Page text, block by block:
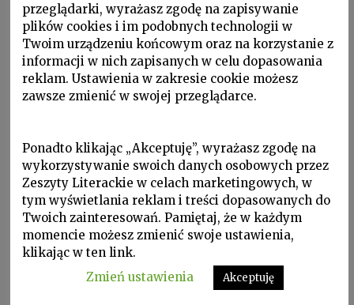
ANDRZEJ FRANASZEK
Zbigniew Herbert: „Chciałbym
mieć grób w Jeruzalem”
Dziękując za Nagrodę Miasta Jerozolimy, Herbert
wyraźnymi, wielkimi literami, czytał je bowiem po
hebrajsku.
przeglądarki, wyrażasz zgodę na zapisywanie
plików cookies i im podobnych technologii w
Twoim urządzeniu końcowym oraz na korzystanie z
informacji w nich zapisanych w celu dopasowania
reklam. Ustawienia w zakresie cookie możesz
zawsze zmienić w swojej przeglądarce.
Ponadto klikając „Akceptuję”, wyrażasz zgodę na
wykorzystywanie swoich danych osobowych przez
Zeszyty Literackie w celach marketingowych, w
tym wyświetlania reklam i treści dopasowanych do
Twoich zainteresowań. Pamiętaj, że w każdym
momencie możesz zmienić swoje ustawienia,
klikając w ten link.
Zmień ustawienia
Akceptuję